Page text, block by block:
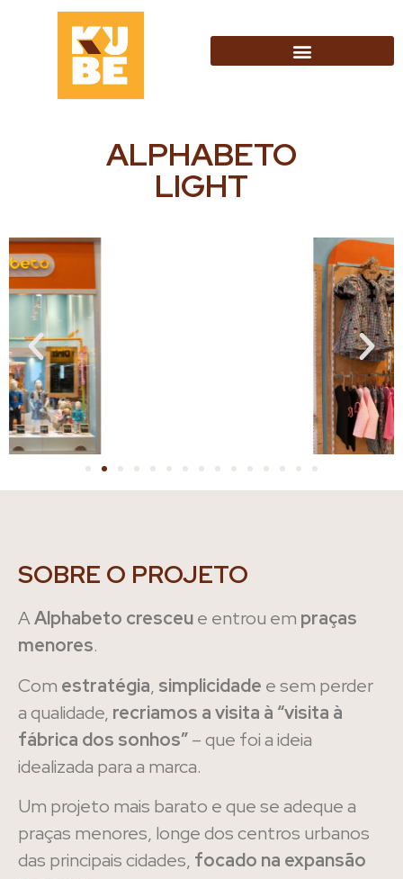
ALPHABETO
LIGHT
SOBRE O PROJETO
AAlphabeto cresceue entrou em praças
menores.
Com estratégia, simplicidade e sem perder
a qualidade, recriamos a visita à “visita à
fábrica dos sonhos”– que foi a ideia
idealizada para a marca.
Um projeto mais barato e que se adeque a
praças menores, longe dos centros urbanos
das principais cidades, focado na expansão